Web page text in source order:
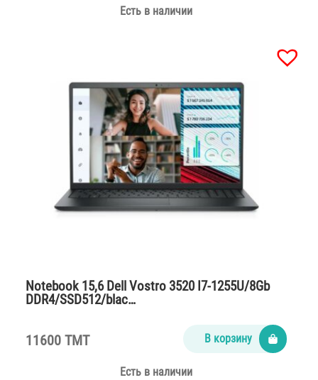
Есть в наличии
Notebook 15,6 Dell Vostro 3520 I7-1255U/8Gb
DDR4/SSD512/blac…
11600 TMT В корзину
Есть в наличии